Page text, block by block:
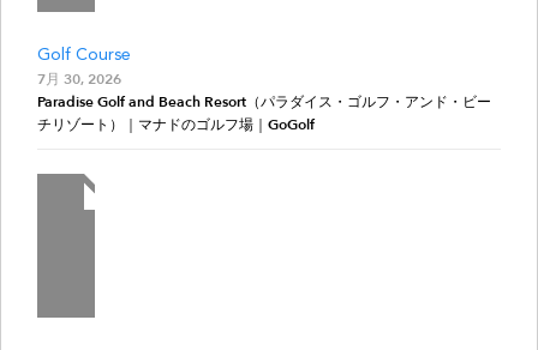
Golf Course
7月 30, 2026
Paradise Golf and Beach Resort（パラダイス・ゴルフ・アンド・ビー
チリゾート）｜マナドのゴルフ場｜GoGolf